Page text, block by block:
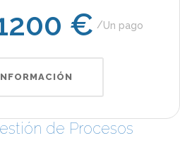
€ Un pago
de Procesos